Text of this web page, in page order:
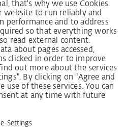
скарг відповідно
у ланцюгах
конфіденційності